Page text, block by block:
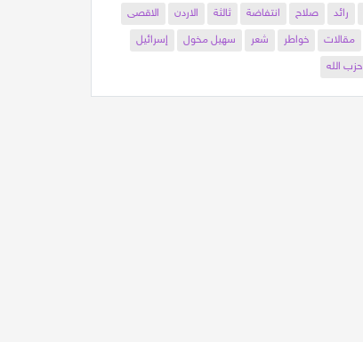
رائد صلاح انتفاضة ثالثة الاردن
الاقصى
مقالات خواطر شعر سهيل مخول
إسرائيل
حزب الله